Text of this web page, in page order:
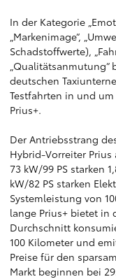
In der Kategorie
„Markenimage“,
Schadstoffwerte),
deutschen
Testfahrten in und
Prius+.
Der Antriebsstrang
Hybrid-Vorreiter Prius
73 kW/99 PS starken
kW/82 PS starken
Systemleistung von
lange Prius+ bietet in
Durchschnitt
100 Kilometer und
Preise für den
Markt beginnen bei